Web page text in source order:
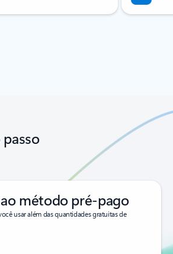
método pré-pago
usar além das quantidades gratuitas de